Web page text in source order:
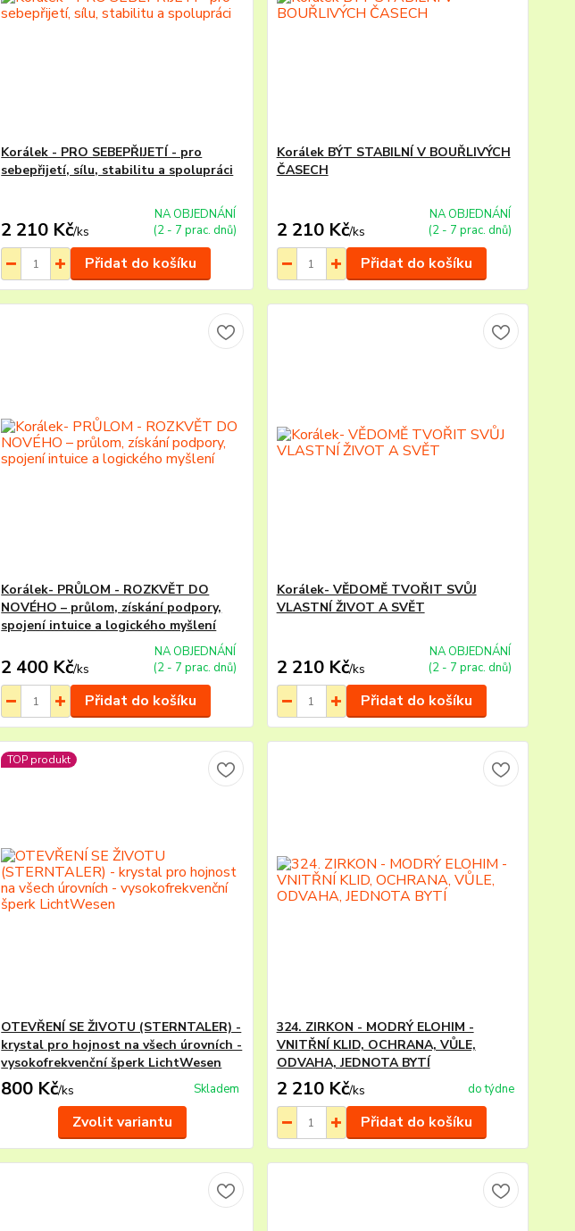
Korálek - PRO SEBEPŘIJETÍ - pro
sebepřijetí, sílu, stabilitu a spolupráci
2 210 Kč/ks
NA OBJEDNÁNÍ
(2 - 7 prac. dnů)
Přidat do košíku
Korálek BÝT STABILNÍ V BOUŘLIVÝCH
ČASECH
2 210 Kč/ks
NA OBJEDNÁNÍ
(2 - 7 prac. dnů)
Přidat do košíku
Korálek- PRŮLOM - ROZKVĚT DO
NOVÉHO – průlom, získání podpory,
spojení intuice a logického myšlení
2 400 Kč/ks
NA OBJEDNÁNÍ
(2 - 7 prac. dnů)
Přidat do košíku
Korálek- VĚDOMĚ TVOŘIT SVŮJ
VLASTNÍ ŽIVOT A SVĚT
2 210 Kč/ks
NA OBJEDNÁNÍ
(2 - 7 prac. dnů)
Přidat do košíku
TOP produkt
OTEVŘENÍ SE ŽIVOTU (STERNTALER) -
krystal pro hojnost na všech úrovních -
vysokofrekvenční šperk LichtWesen
800 Kč/ks Skladem
Zvolit variantu
324. ZIRKON - MODRÝ ELOHIM -
VNITŘNÍ KLID, OCHRANA, VŮLE,
ODVAHA, JEDNOTA BYTÍ
2 210 Kč/ks do týdne
Přidat do košíku